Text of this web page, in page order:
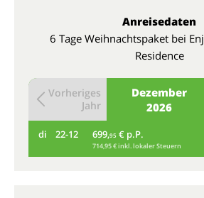
Anreisedaten
6 Tage Weihnachtspaket bei
Residence
Dezember
2026
Vorheriges
Jahr
di 22-12 699,95 € p.P.
714,95 € inkl. lokaler Steuern